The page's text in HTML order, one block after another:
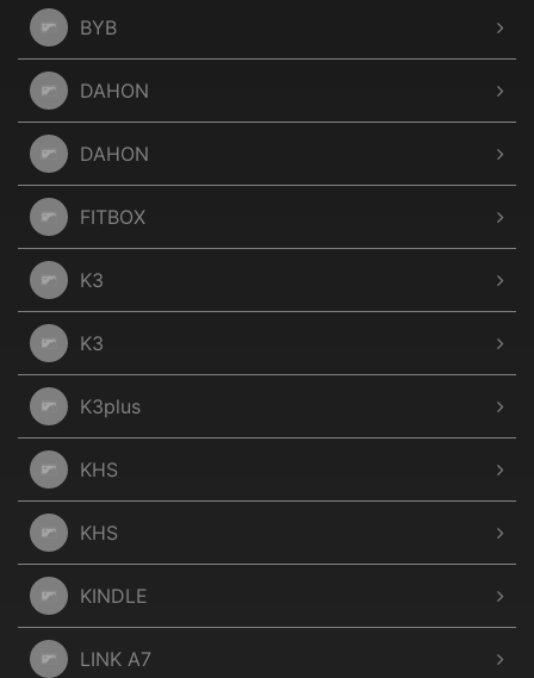
BYB
DAHON
DAHON
FITBOX
K3
K3
K3plus
KHS
KHS
KINDLE
LINK A7